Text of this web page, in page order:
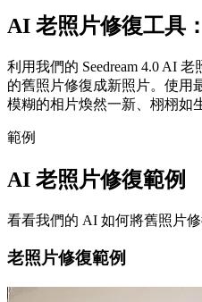
AI 老照片修復工具
利用我們的 Seedream 4.0 AI
的舊照片修復成新照片。使用
模糊的相片煥然一新、栩栩如
範例
AI 老照片修復範例
看看我們的 AI 如何將舊照片修
老照片修復範例